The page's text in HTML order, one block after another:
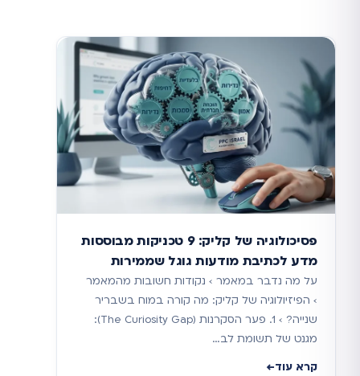
פסיכולוגיה של קליק: 9 טכניקות מבוססות
מדע לכתיבת מודעות גוגל שממירות
על מה נדבר במאמר › נקודות חשובות מהמאמר
› הפיזיולוגיה של קליק: מה קורה במוח בשבריר
שנייה? › 1. פער הסקרנות (The Curiosity Gap):
מגנט של תשומת לב…
קרא עוד